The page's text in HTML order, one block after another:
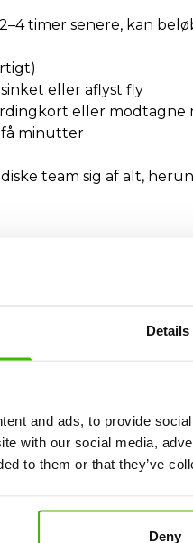
Details
and ads, to provide
with our social media,
to them or that they’ve
Deny
timer senere, kan
eller aflyst fly
eller modtagne
få minutter
team sig af alt,
transport)